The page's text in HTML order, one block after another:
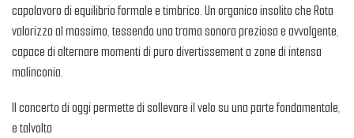
capolavoro di equilibrio formale e timbrico. Un organico insolito che Rota
valorizza al massimo, tessendo una trama sonora preziosa e avvolgente,
capace di alternare momenti di puro divertissement a zone di intensa
malinconia.
Il concerto di oggi permette di sollevare il velo su una parte fondamentale,
e talvolta